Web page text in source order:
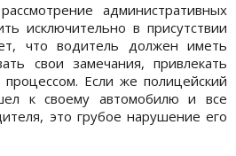
административных
исключительно в присутствии
что водитель должен иметь
свои замечания, привлекать
Если же полицейский
к своему автомобилю и все
это грубое нарушение его